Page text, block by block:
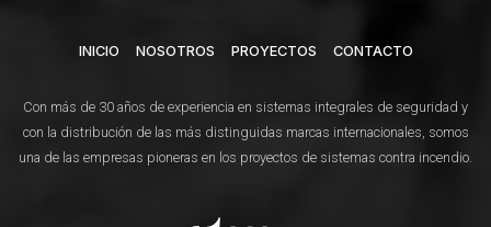
INICIO NOSOTROS PROYECTOS CONTACTO
Con más de 30 años de experiencia en sistemas integrales de seguridad y
con la distribución de las más distinguidas marcas internacionales, somos
una de las empresas pioneras en los proyectos de sistemas contra incendio.